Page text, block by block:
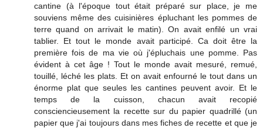
cantine (à l'époque tout était préparé sur place, je me
souviens même des cuisinières épluchant les pommes de
terre quand on arrivait le matin). On avait enfilé un vrai
tablier. Et tout le monde avait participé. Ca doit être la
première fois de ma vie où j'épluchais une pomme. Pas
évident à cet âge ! Tout le monde avait mesuré, remué,
touillé, léché les plats. Et on avait enfourné le tout dans un
énorme plat que seules les cantines peuvent avoir. Et le
temps de la cuisson, chacun avait recopié
consciencieusement la recette sur du papier quadrillé (un
papier que j'ai toujours dans mes fiches de recette et que je